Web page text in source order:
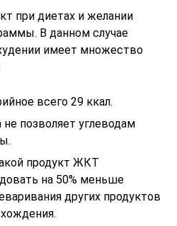
при диетах и желании
В данном случае
имеет множество
всего 29 ккал.
не позволяет углеводам
продукт ЖКТ
на 50% меньше
других продуктов